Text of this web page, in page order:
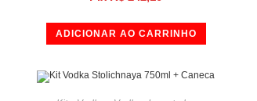
ADICIONAR AO CARRINHO